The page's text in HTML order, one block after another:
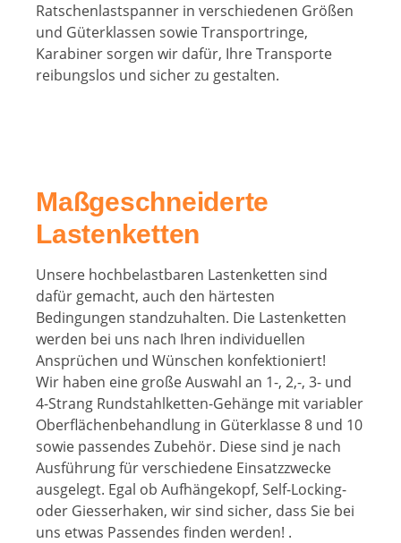
Ratschenlastspanner in verschiedenen Größen
und Güterklassen sowie Transportringe,
Karabiner sorgen wir dafür, Ihre Transporte
reibungslos und sicher zu gestalten.
Maßgeschneiderte
Lastenketten
Unsere hochbelastbaren Lastenketten sind
dafür gemacht, auch den härtesten
Bedingungen standzuhalten. Die Lastenketten
werden bei uns nach Ihren individuellen
Ansprüchen und Wünschen konfektioniert!
Wir haben eine große Auswahl an 1-, 2,-, 3- und
4-Strang Rundstahlketten-Gehänge mit variabler
Oberflächenbehandlung in Güterklasse 8 und 10
sowie passendes Zubehör. Diese sind je nach
Ausführung für verschiedene Einsatzzwecke
ausgelegt. Egal ob Aufhängekopf, Self-Locking-
oder Giesserhaken, wir sind sicher, dass Sie bei
uns etwas Passendes finden werden! .